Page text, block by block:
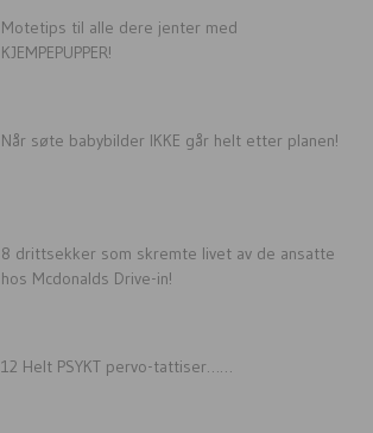
Motetips til alle dere jenter med
KJEMPEPUPPER!
Når søte babybilder IKKE går helt etter planen!
8 drittsekker som skremte livet av de ansatte
hos Mcdonalds Drive-in!
12 Helt PSYKT pervo-tattiser……